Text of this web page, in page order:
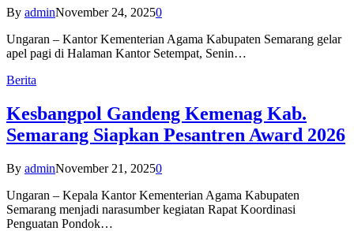
By adminNovember 24, 20250
Ungaran – Kantor Kementerian Agama Kabupaten Semarang gelar
apel pagi di Halaman Kantor Setempat, Senin…
Berita
Kesbangpol Gandeng Kemenag Kab.
Semarang Siapkan Pesantren Award 2026
By adminNovember 21, 20250
Ungaran – Kepala Kantor Kementerian Agama Kabupaten
Semarang menjadi narasumber kegiatan Rapat Koordinasi
Penguatan Pondok…